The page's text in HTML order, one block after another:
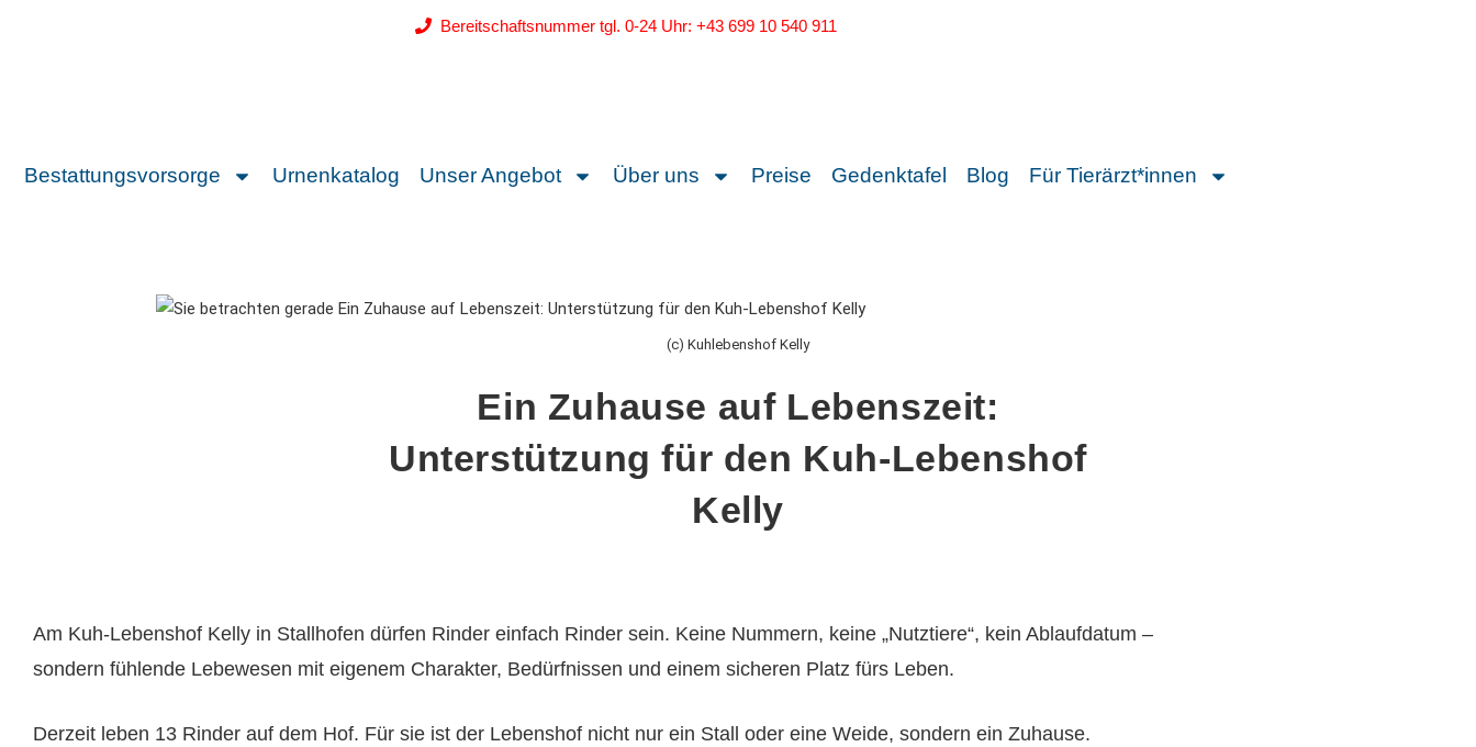
Bereitschaftsnummer tgl. 0-24 Uhr: +43 699 10 540 911
Bestattungsvorsorge Urnenkatalog Unser Angebot Über uns Preise Gedenktafel Blog Für Tierärzt*innen
(c) Kuhlebenshof Kelly
Ein Zuhause auf Lebenszeit:
Unterstützung für den Kuh-Lebenshof
Kelly
Am Kuh-Lebenshof Kelly in Stallhofen dürfen Rinder einfach Rinder sein. Keine Nummern, keine „Nutztiere“, kein Ablaufdatum –
sondern fühlende Lebewesen mit eigenem Charakter, Bedürfnissen und einem sicheren Platz fürs Leben.
Derzeit leben 13 Rinder auf dem Hof. Für sie ist der Lebenshof nicht nur ein Stall oder eine Weide, sondern ein Zuhause.